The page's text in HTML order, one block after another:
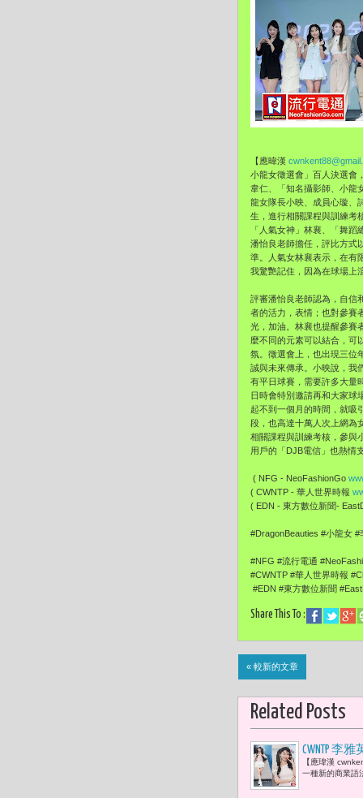
【應暐漢
小龍女徵選會」百人決選會
韋仁、「知名攝影師、 小龍
龍女隊長小映、成員心璇、
生， 進行相關課程與訓練考
「人氣女神」林襄、「舞蹈
潘怡良老師擔任，評比方式
準。人氣女林襄表示， 在有
我驚艷記住， 因為在球場上
評審潘怡良老師認為，自信
者的活力，表情；也對參賽
光，加油。林襄也提醒參賽
麼不同的元素可以結合，可
氛。 徵選會上，也出現三位
誠與未來傳承。小映說， 我
有平日球賽， 需要許多大量
日時會特別邀請再和大家球
起不到一個月的時間， 就吸
段，也高達十萬人次上網為
相關課程與訓練考核， 參與
用戶的「DJB電信」 也熱情
( NFG - NeoFashionGo
( CWNTP - 華人世界時報
( EDN - 東方數位新聞-
#DragonBeauties #小龍女 #
#NFG #流行電通
#CWNTP #華人世界時報
#EDN #東方數位新聞
Share This To :
« 較新的文章
Related Posts
CWNTP 李
數，而是
【應瑋漢
一種新的商業語